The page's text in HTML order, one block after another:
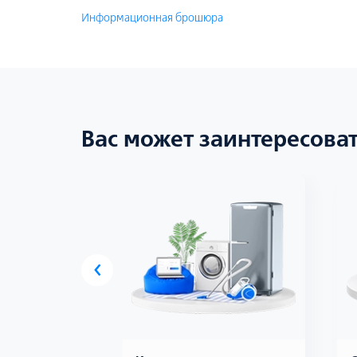
Информационная брошюра
Вас может
‹